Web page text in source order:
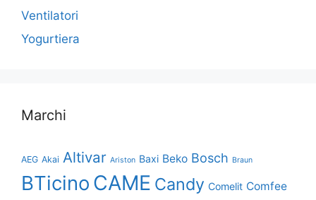
Ventilatori
Yogurtiera
Marchi
AEG Akai Altivar Ariston Baxi Beko Bosch Braun
BTicino CAME Candy Comelit Comfee